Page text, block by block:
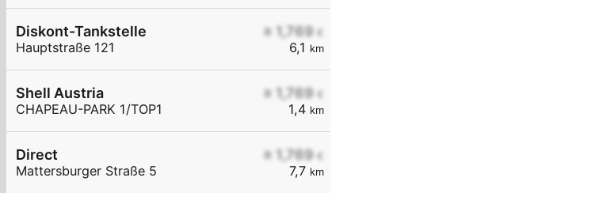
≥ 1,769 €
6,1 km
Diskont-Tankstelle
Hauptstraße 121
≥ 1,769 €
1,4 km
Shell Austria
CHAPEAU-PARK 1/TOP1
≥ 1,769 €
7,7 km
Direct
Mattersburger Straße 5